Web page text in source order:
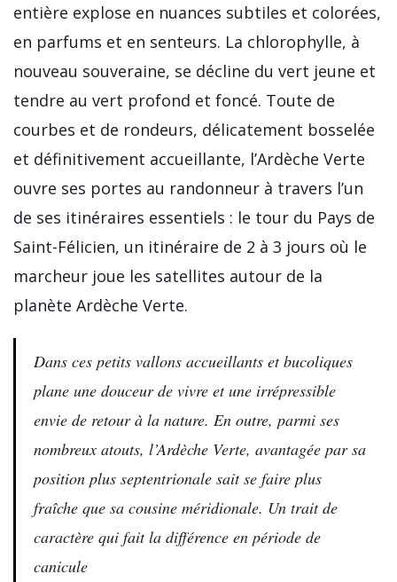
entière explose en nuances subtiles et colorées,
en parfums et en senteurs. La chlorophylle, à
nouveau souveraine, se décline du vert jeune et
tendre au vert profond et foncé. Toute de
courbes et de rondeurs, délicatement bosselée
et définitivement accueillante, l’Ardèche Verte
ouvre ses portes au randonneur à travers l’un
de ses itinéraires essentiels : le tour du Pays de
Saint-Félicien, un itinéraire de 2 à 3 jours où le
marcheur joue les satellites autour de la
planète Ardèche Verte.
Dans ces petits vallons accueillants et bucoliques
plane une douceur de vivre et une irrépressible
envie de retour à la nature. En outre, parmi ses
nombreux atouts, l’Ardèche Verte, avantagée par sa
position plus septentrionale sait se faire plus
fraîche que sa cousine méridionale. Un trait de
caractère qui fait la différence en période de
canicule